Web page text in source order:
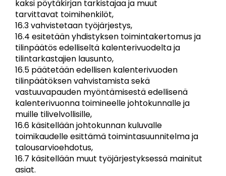
kaksi pöytäkirjan tarkistajaa ja muut
tarvittavat toimihenkilöt,
16.3 vahvistetaan työjärjestys,
16.4 esitetään yhdistyksen toimintakertomus ja
tilinpäätös edelliseltä kalenterivuodelta ja
tilintarkastajien lausunto,
16.5 päätetään edellisen kalenterivuoden
tilinpäätöksen vahvistamista sekä
vastuuvapauden myöntämisestä edellisenä
kalenterivuonna toimineelle johtokunnalle ja
muille tilivelvollisille,
16.6 käsitellään johtokunnan kuluvalle
toimikaudelle esittämä toimintasuunnitelma ja
talousarvioehdotus,
16.7 käsitellään muut työjärjestyksessä mainitut
asiat.